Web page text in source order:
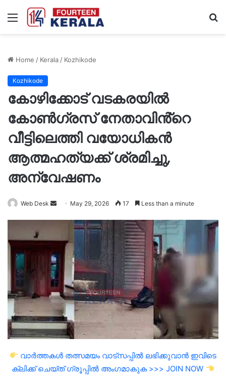
Menu
Home / Kerala/ Kozhikode
Kozhikode
കോഴിക്കോട് വടകരയിൽ
കോൺഗ്രസ് നേതാവിൻ്റെ
വീട്ടിലെത്തി വയോധികൻ
ആത്മഹത്യക്ക് ശ്രമിച്ചു,
അന്വേഷണം
Web Desk
Send May 29, 2026 17 Less than a minute
വാർത്തകൾ തത്സമയം വാട്സപ്പിൽ ലഭിക്കുവാൻ ഇവിടെ
ക്ലിക്ക് ചെയ്ത് ഗ്രൂപ്പിൽ അംഗമാകുക >>> JOIN NOW